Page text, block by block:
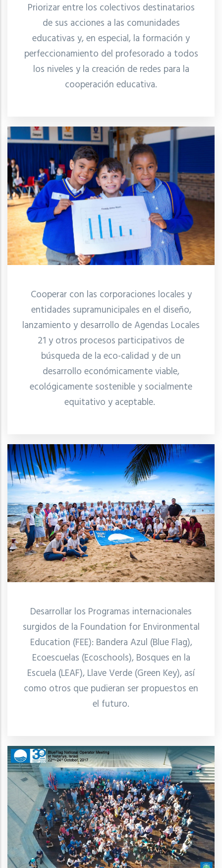
Priorizar entre los colectivos destinatarios
de sus acciones a las comunidades
educativas y, en especial, la formación y
perfeccionamiento del profesorado a todos
los niveles y la creación de redes para la
cooperación educativa.
Cooperar con las corporaciones locales y
entidades supramunicipales en el diseño,
lanzamiento y desarrollo de Agendas Locales
21 y otros procesos participativos de
búsqueda de la eco-calidad y de un
desarrollo económicamente viable,
ecológicamente sostenible y socialmente
equitativo y aceptable.
Desarrollar los Programas internacionales
surgidos de la Foundation for Environmental
Education (FEE): Bandera Azul (Blue Flag),
Ecoescuelas (Ecoschools), Bosques en la
Escuela (LEAF), Llave Verde (Green Key), así
como otros que pudieran ser propuestos en
el futuro.